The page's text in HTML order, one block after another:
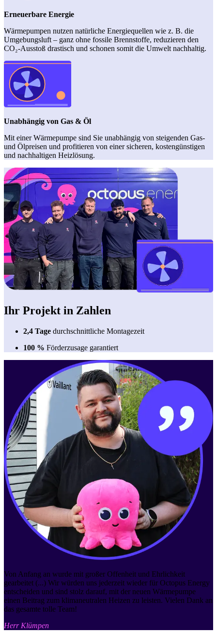
Erneuerbare Energie
Wärmepumpen nutzen natürliche Energiequellen wie z. B. die
Umgebungsluft – ganz ohne fossile Brennstoffe, reduzieren den
CO₂-Ausstoß drastisch und schonen somit die Umwelt nachhaltig.
Unabhängig von Gas & Öl
Mit einer Wärmepumpe sind Sie unabhängig von steigenden Gas-
und Ölpreisen und profitieren von einer sicheren, kostengünstigen
und nachhaltigen Heizlösung.
Ihr Projekt in Zahlen
2,4 Tage durchschnittliche Montagezeit
100 % Förderzusage garantiert
Von Anfang an wurde mit großer Offenheit und Ehrlichkeit
gearbeitet (...) Wir würden uns jederzeit wieder für Octopus Energy
entscheiden und sind stolz darauf, mit der neuen Wärmepumpe
einen Beitrag zum klimaneutralen Heizen zu leisten. Vielen Dank an
das gesamte tolle Team!
Herr Klümpen